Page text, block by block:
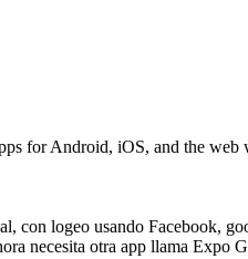
for Android, iOS, and the web
con logeo usando Facebook,
necesita otra app llama Expo